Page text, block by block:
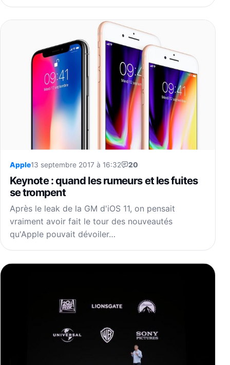
Apple13 septembre 2017 à 16:32 20
Keynote : quand les rumeurs et les fuites
se trompent
Après le leak de la GM d'iOS 11, on pensait
vraiment avoir fait le tour des nouveautés
qu'Apple pouvait dévoiler…